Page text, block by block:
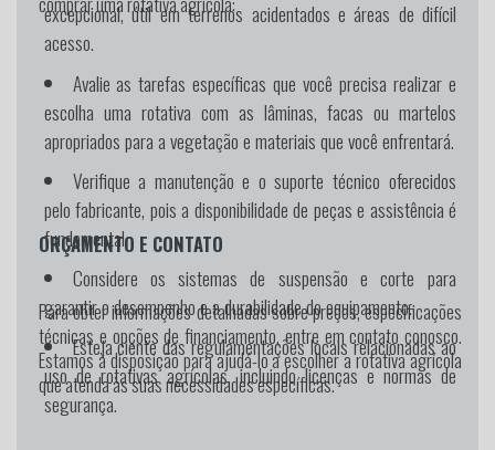
excepcional, útil em terrenos acidentados e áreas de difícil
acesso.
Avalie as tarefas específicas que você precisa realizar e
escolha uma rotativa com as lâminas, facas ou martelos
apropriados para a vegetação e materiais que você enfrentará.
Verifique a manutenção e o suporte técnico oferecidos
pelo fabricante, pois a disponibilidade de peças e assistência é
fundamental.
Considere os sistemas de suspensão e corte para
garantir o desempenho e a durabilidade do equipamento.
Esteja ciente das regulamentações locais relacionadas ao
uso de rotativas agrícolas, incluindo licenças e normas de
segurança.
ORÇAMENTO E CONTATO
Para obter informações detalhadas sobre preços, especificações
técnicas e opções de financiamento, entre em contato conosco.
Estamos à disposição para ajudá-lo a escolher a rotativa agrícola
que atenda às suas necessidades específicas.